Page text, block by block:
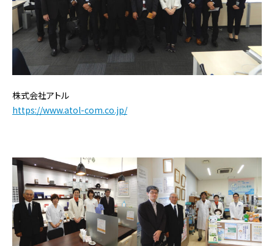
株式会社アトル
https://www.atol-com.co.jp/